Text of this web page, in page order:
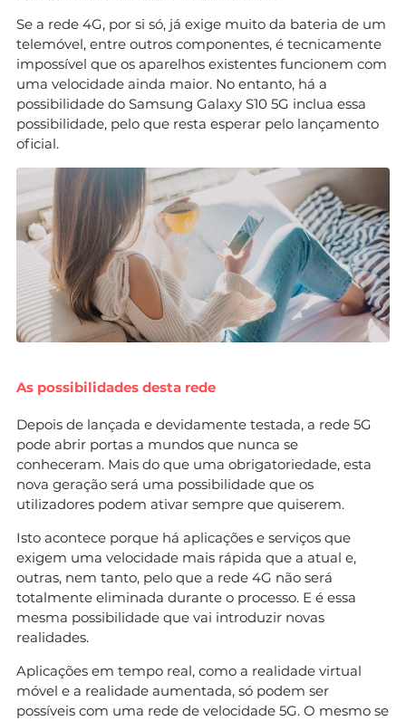
Se a rede 4G, por si só, já exige muito da bateria de um
telemóvel, entre outros componentes, é tecnicamente
impossível que os aparelhos existentes funcionem com
uma velocidade ainda maior. No entanto, há a
possibilidade do Samsung Galaxy S10 5G inclua essa
possibilidade, pelo que resta esperar pelo lançamento
oficial.
As possibilidades desta rede
Depois de lançada e devidamente testada, a rede 5G
pode abrir portas a mundos que nunca se
conheceram. Mais do que uma obrigatoriedade, esta
nova geração será uma possibilidade que os
utilizadores podem ativar sempre que quiserem.
Isto acontece porque há aplicações e serviços que
exigem uma velocidade mais rápida que a atual e,
outras, nem tanto, pelo que a rede 4G não será
totalmente eliminada durante o processo. E é essa
mesma possibilidade que vai introduzir novas
realidades.
Aplicações em tempo real, como a realidade virtual
móvel e a realidade aumentada, só podem ser
possíveis com uma rede de velocidade 5G. O mesmo se